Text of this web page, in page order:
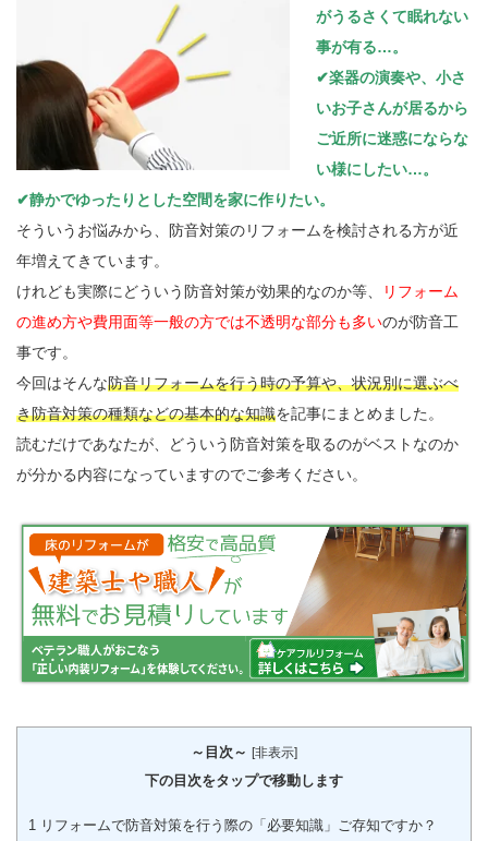
がうるさくて眠れない
事が有る…。
✔楽器の演奏や、小さ
いお子さんが居るから
ご近所に迷惑にならな
い様にしたい…。
✔静かでゆったりとした空間を家に作りたい。
そういうお悩みから、防音対策のリフォームを検討される方が近
年増えてきています。
けれども実際にどういう防音対策が効果的なのか等、
リフォーム
の進め方や費用面等一般の方では不透明な部分も多いのが防音工
事です。
今回はそんな防音リフォームを行う時の予算や、状況別に選ぶべ
き防音対策の種類などの基本的な知識を記事にまとめました。
読むだけであなたが、どういう防音対策を取るのがベストなのか
が分かる内容になっていますのでご参考ください。
～目次～ [非表示]
1 リフォームで防音対策を行う際の「必要知識」ご存知ですか？